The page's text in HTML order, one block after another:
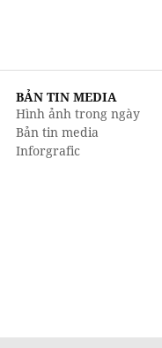
BẢN TIN MEDIA
Hình ảnh trong ngày
Bản tin media
Inforgrafic